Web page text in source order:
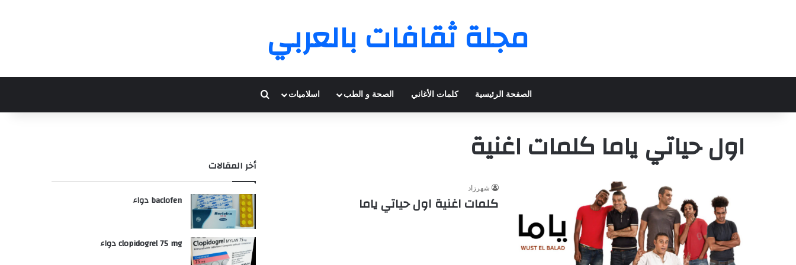
مجلة ثقافات بالعربي
الصفحة الرئيسية كلمات الأغاني الصحة و الطب اسلاميات
اول حياتي ياما كلمات اغنية
شهرزاد
كلمات اغنية اول حياتي ياما
أخر المقالات
baclofen دواء
clopidogrel 75 mg دواء